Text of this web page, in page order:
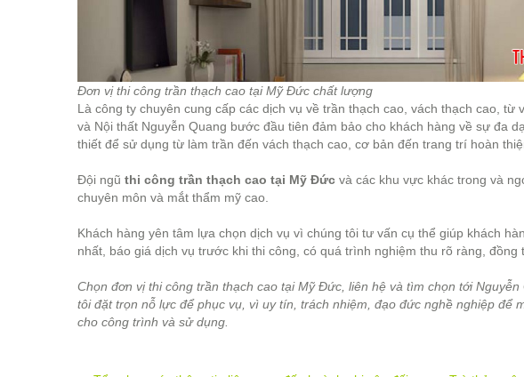
Đơn vị thi công trần thạch cao tại Mỹ Đức chất lượng
Là công ty chuyên cung cấp các dịch vụ về trần thạch cao, vách thạch cao, từ
và Nội thất Nguyễn Quang bước đầu tiên đảm bảo cho khách hàng về sự đa
thiết để sử dụng từ làm trần đến vách thạch cao, cơ bản đến trang trí hoàn
Đội ngũ thi công trần thạch cao tại Mỹ Đức và các khu vực khác trong và
chuyên môn và mắt thẩm mỹ cao.
Khách hàng yên tâm lựa chọn dịch vụ vì chúng tôi tư vấn cụ thể giúp khách
nhất, báo giá dịch vụ trước khi thi công, có quá trình nghiệm thu rõ ràng, đồng
Chọn đơn vị thi công trần thạch cao tại Mỹ Đức, liên hệ và tìm chọn tới
tôi đặt trọn nỗ lực để phục vụ, vì uy tín, trách nhiệm, đạo đức nghề nghiệp để
cho công trình và sử dụng.